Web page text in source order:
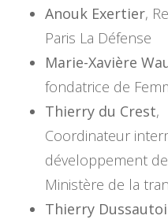
Anouk Exertier,
Paris La Défense
Marie-Xavière
fondatrice de
Thierry du Crest,
Coordinateur
développement
Ministère de la
Thierry